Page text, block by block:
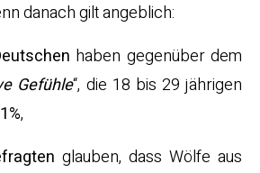
danach gilt angeblich:
haben gegenüber dem
Gefühle“, die 18 bis 29 jährigen
,
glauben, dass Wölfe aus